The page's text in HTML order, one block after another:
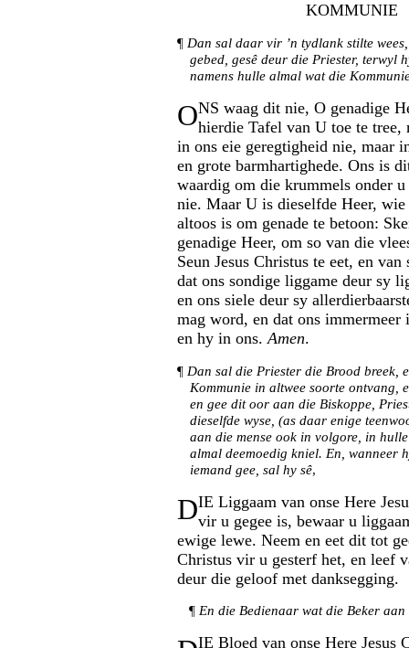
KOMMUNIE
¶ Dan sal daar vir ’n tydlank stilte
gebed, gesê deur die Priester, terwyl
namens hulle almal wat die
ONS waag dit nie, O genadige
hierdie Tafel van U toe te tree,
in ons eie geregtigheid nie, maar
en grote barmhartighede. Ons is
waardig om die krummels onder
nie. Maar U is dieselfde Heer, wie
altoos is om genade te betoon:
genadige Heer, om so van die
Seun Jesus Christus te eet, en
dat ons sondige liggame deur sy
en ons siele deur sy
mag word, en dat ons immermeer
en hy in ons.Amen.
¶ Dan sal die Priester die Brood breek,
Kommunie in altwee soorte ontvang,
en gee dit oor aan die Biskoppe,
dieselfde wyse, (as daar enige
aan die mense ook in volgore, in
almal deemoedig kniel. En, wanneer
iemand gee, sal hy sê,
DIE Liggaam van onse Here
vir u gegee is, bewaar u
ewige lewe. Neem en eet dit tot
Christus vir u gesterf het, en leef
deur die geloof met danksegging.
¶ En die Bedienaar wat die Beker aan
IE Bloed van onse Here Jesus